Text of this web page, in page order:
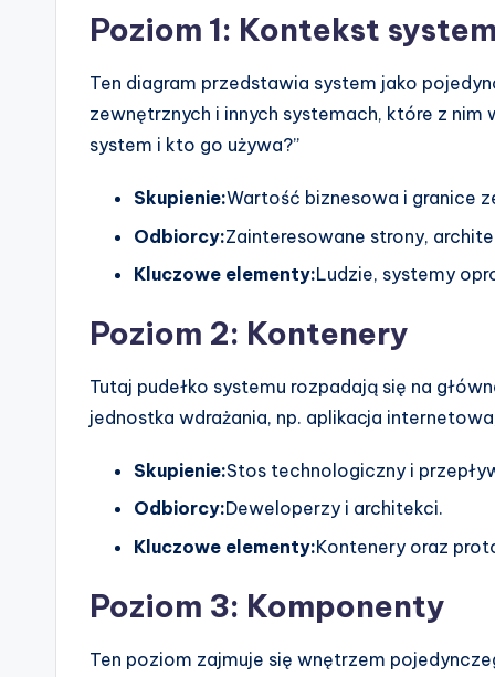
Poziom 1: Kontekst
Ten diagram przedstawia system jako
zewnętrznych i innych systemach, które z nim
system i kto go używa?”
Skupienie:Wartość biznesowa i granice
Odbiorcy:Zainteresowane strony,
Kluczowe elementy:Ludzie, systemy
Poziom 2: Kontenery
Tutaj pudełko systemu rozpadają się na
jednostka wdrażania, np. aplikacja
Skupienie:Stos technologiczny i
Odbiorcy:Deweloperzy i architekci.
Kluczowe elementy:Kontenery oraz
Poziom 3: Komponenty
Ten poziom zajmuje się wnętrzem